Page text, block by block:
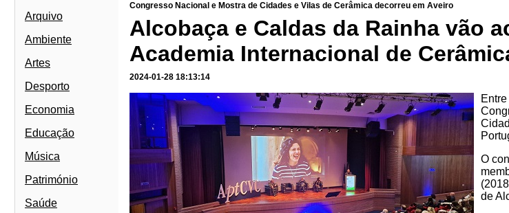
Arquivo
Ambiente
Artes
Desporto
Economia
Educação
Música
Património
Saúde
Congresso Nacional e Mostra de Cidades e Vilas de Cerâmica decorreu em Aveiro
Alcobaça e Caldas da Rainha vão
Academia Internacional de
2024-01-28 18:13:14
O
de